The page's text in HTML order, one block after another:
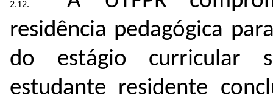
residência pedagógica
do estágio curricular
estudante residente